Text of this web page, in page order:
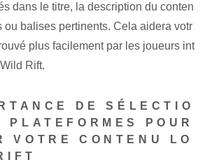
dans le titre, la description du conten
ou balises pertinents. Cela aidera votr
plus facilement par les joueurs int
Rift.
DE SÉLECTIO
PLATEFORMES POUR
VOTRE CONTENU LO